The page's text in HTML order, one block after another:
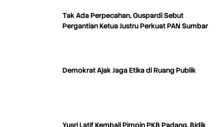
Tak Ada Perpecahan, Guspardi Sebut
Pergantian Ketua Justru Perkuat PAN Sumbar
Demokrat Ajak Jaga Etika di Ruang Publik
Yusri Latif Kembali Pimpin PKB Padang, Bidik